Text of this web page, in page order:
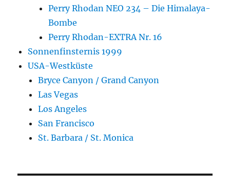
Perry Rhodan NEO 234 – Die Himalaya-
Bombe
Perry Rhodan-EXTRA Nr. 16
Sonnenfinsternis 1999
USA-Westküste
Bryce Canyon / Grand Canyon
Las Vegas
Los Angeles
San Francisco
St. Barbara / St. Monica